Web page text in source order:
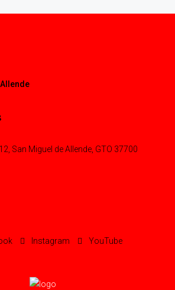
San Miguel de Allende, GTO 37700
Instagram YouTube